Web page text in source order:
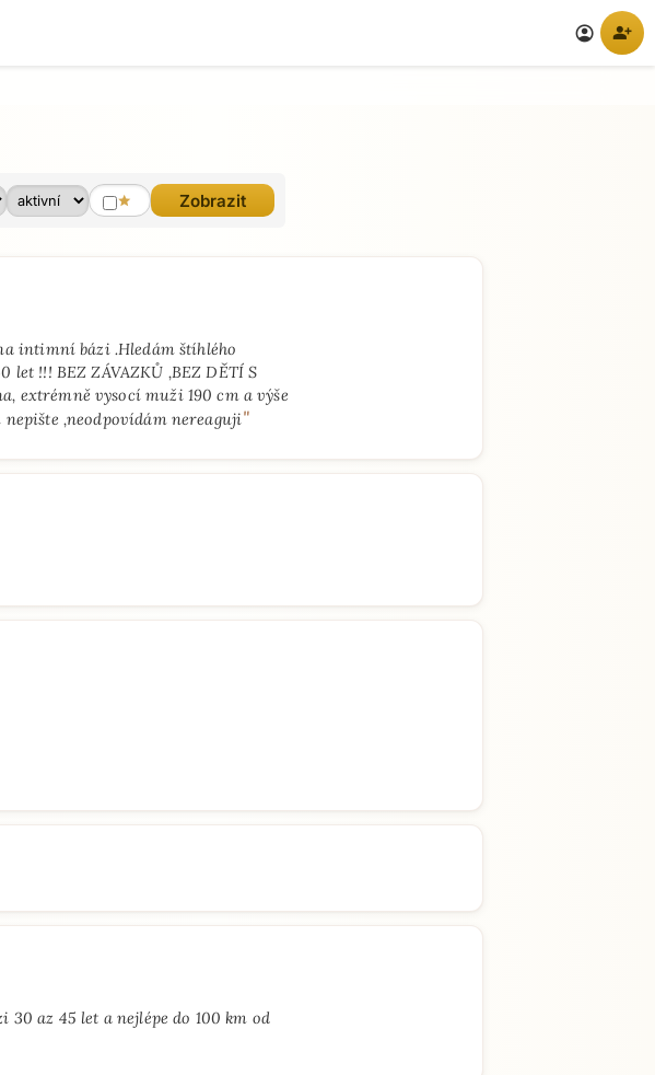
account_circle person_add
star
intimní bázi .Hledám štíhlého
let !!! BEZ ZÁVAZKŮ ,BEZ DĚTÍ S
extrémně vysocí muži 190 cm a výše
,neodpovídám nereaguji"
az 45 let a nejlépe do 100 km od